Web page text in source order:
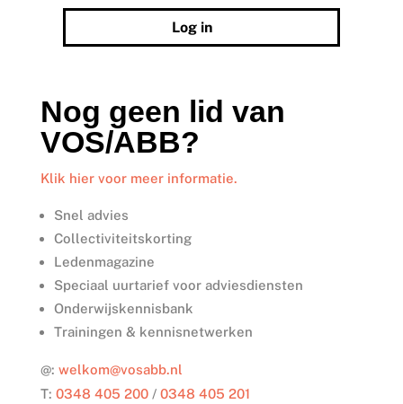
Log in
Nog geen lid van
VOS/ABB?
Klik hier voor meer informatie.
Snel advies
Collectiviteitskorting
Ledenmagazine
Speciaal uurtarief voor adviesdiensten
Onderwijskennisbank
Trainingen & kennisnetwerken
@: welkom@vosabb.nl
T: 0348 405 200/ 0348 405 201